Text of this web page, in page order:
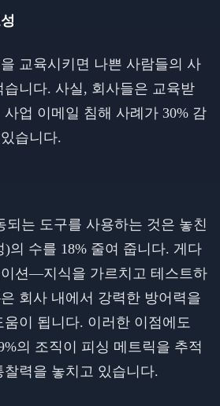
교육시키면 나쁜 사람들의 사
니다. 사실, 회사들은 교육받
업 이메일 침해 사례가 30% 감
습니다.
는 도구를 사용하는 것은 놓친
의 수를 18% 줄여 줍니다. 게다
션—지식을 가르치고 테스트하
회사 내에서 강력한 방어력을
이 됩니다. 이러한 이점에도
의 조직이 피싱 메트릭을 추적
력을 놓치고 있습니다.